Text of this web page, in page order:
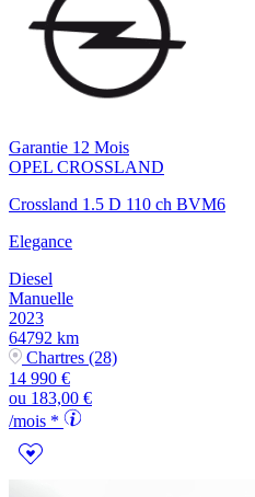
Garantie 12 Mois
OPEL CROSSLAND
Crossland 1.5 D 110 ch BVM6
Elegance
Diesel
Manuelle
2023
64792 km
Chartres (28)
14 990 €
ou 183,00 €
/mois *